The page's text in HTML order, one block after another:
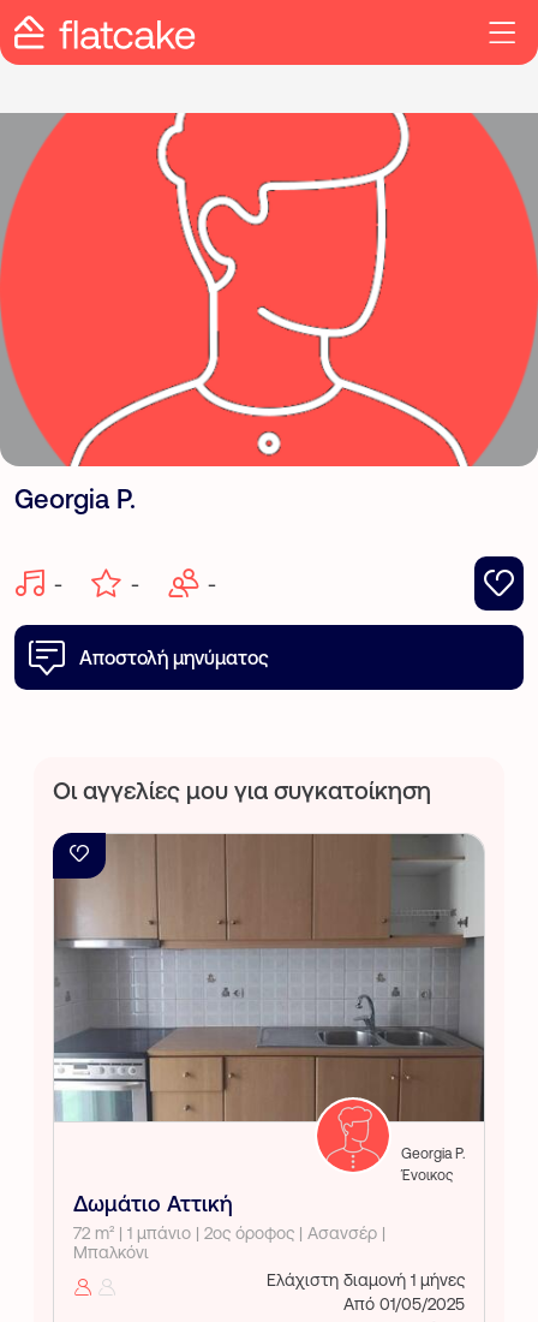
Οι αγγελίες μου για συγκατοίκηση
Δωμάτιο Αττική
72 m² | 1 μπάνιο | 2ος όροφος | Ασανσέρ |
Μπαλκόνι
Ελάχιστη διαμονή 1 μήνες
Από 01/05/2025
Georgia P.
Ένοικος
Georgia P.
- - -
Αποστολή μηνύματος